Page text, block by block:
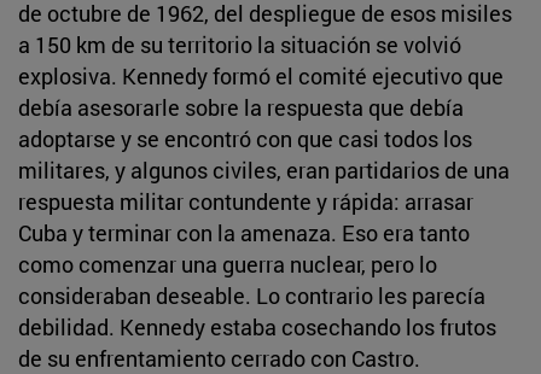
de octubre de 1962, del despliegue de esos misiles
a 150 km de su territorio la situación se volvió
explosiva. Kennedy formó el comité ejecutivo que
debía asesorarle sobre la respuesta que debía
adoptarse y se encontró con que casi todos los
militares, y algunos civiles, eran partidarios de una
respuesta militar contundente y rápida: arrasar
Cuba y terminar con la amenaza. Eso era tanto
como comenzar una guerra nuclear, pero lo
consideraban deseable. Lo contrario les parecía
debilidad. Kennedy estaba cosechando los frutos
de su enfrentamiento cerrado con Castro.